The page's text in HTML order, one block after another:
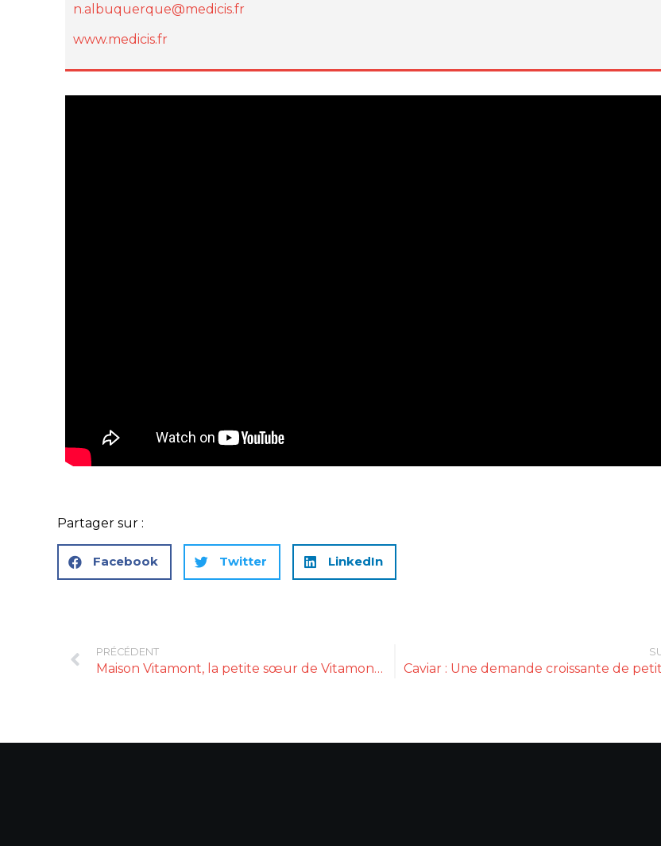
n.albuquerque@medicis.fr
www.medicis.fr
Partager sur :
Facebook Twitter LinkedIn
PRÉCÉDENT
Maison Vitamont, la petite sœur de Vitamont est fière de vous présenter ces 22 références